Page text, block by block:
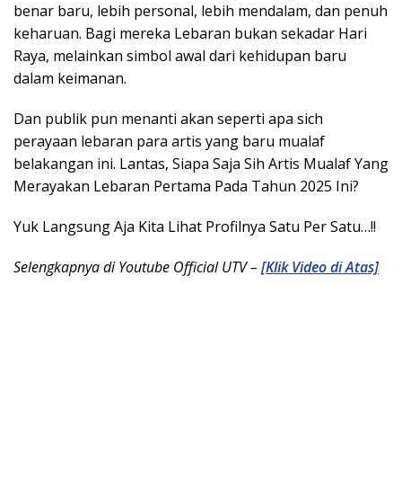
benar baru, lebih personal, lebih mendalam, dan penuh
keharuan. Bagi mereka Lebaran bukan sekadar Hari
Raya, melainkan simbol awal dari kehidupan baru
dalam keimanan.
Dan publik pun menanti akan seperti apa sich
perayaan lebaran para artis yang baru mualaf
belakangan ini. Lantas, Siapa Saja Sih Artis Mualaf Yang
Merayakan Lebaran Pertama Pada Tahun 2025 Ini?
Yuk Langsung Aja Kita Lihat Profilnya Satu Per Satu…!!
Selengkapnya di Youtube Official UTV – [Klik Video di Atas]